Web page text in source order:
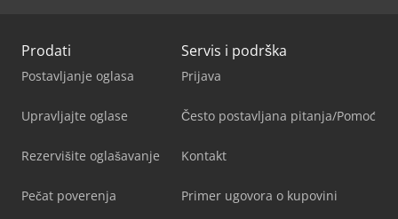
Prodati
Postavljanje oglasa
Upravljajte oglase
Rezervišite oglašavanje
Pečat poverenja
Servis i podrška
Prijava
Često postavljana pitanja/Pomoć
Kontakt
Primer ugovora o kupovini